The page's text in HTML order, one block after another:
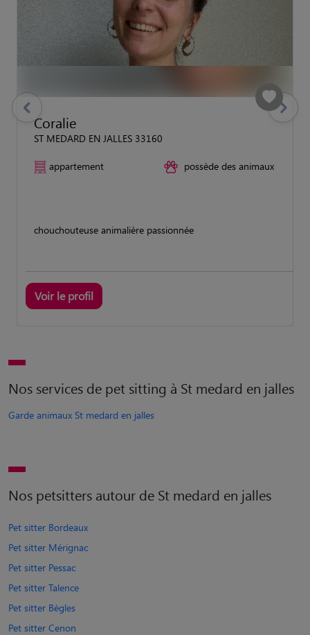
Coralie
ST MEDARD EN JALLES 33160
appartement possède des animaux
chouchouteuse animalière passionnée
Voir le profil
previous Suivant
Nos services de pet sitting à St medard en jalles
Garde animaux St medard en jalles
Nos petsitters autour de St medard en jalles
Pet sitter Bordeaux
Pet sitter Mérignac
Pet sitter Pessac
Pet sitter Talence
Pet sitter Bègles
Pet sitter Cenon